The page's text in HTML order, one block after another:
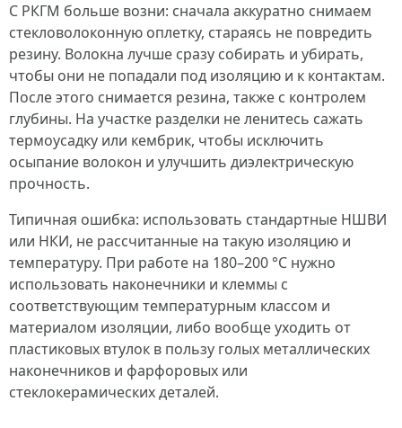
С РКГМ больше возни: сначала аккуратно снимаем
стекловолоконную оплетку, стараясь не повредить
резину. Волокна лучше сразу собирать и убирать,
чтобы они не попадали под изоляцию и к контактам.
После этого снимается резина, также с контролем
глубины. На участке разделки не ленитесь сажать
термоусадку или кембрик, чтобы исключить
осыпание волокон и улучшить диэлектрическую
прочность.
Типичная ошибка: использовать стандартные НШВИ
или НКИ, не рассчитанные на такую изоляцию и
температуру. При работе на 180–200 °C нужно
использовать наконечники и клеммы с
соответствующим температурным классом и
материалом изоляции, либо вообще уходить от
пластиковых втулок в пользу голых металлических
наконечников и фарфоровых или
стеклокерамических деталей.